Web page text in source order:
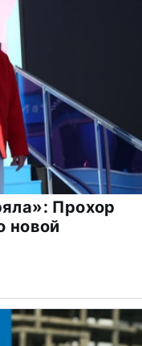
Прохор
новой